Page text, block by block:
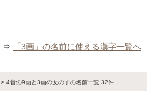
⇒ 「3画」の名前に使える漢字一覧へ
> 4音の9画と3画の女の子の名前一覧 32件